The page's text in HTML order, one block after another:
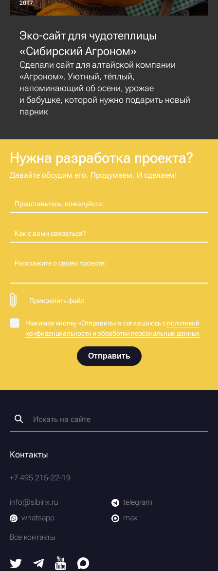
2017
Эко-сайт для чудотеплицы
«Сибирский Агроном»
Сделали сайт для алтайской компании
«Агроном». Уютный, тёплый,
напоминающий об осени, урожае
и бабушке, которой нужно подарить новый
парник
Нужна разработка проекта?
Давайте обсудим его. Продумаем. И сделаем!
Представьтесь, пожалуйста:
Как с вами связаться?
Расскажите о своём проекте:
Прикрепить файл
Нажимая кнопку «Отправить» я соглашаюсь сполитикой
конфиденциальности и обработки персональных данных
Отправить
Контакты
+7 495 215-22-19
info@sibirix.ru
telegram
whatsapp
max
Все контакты